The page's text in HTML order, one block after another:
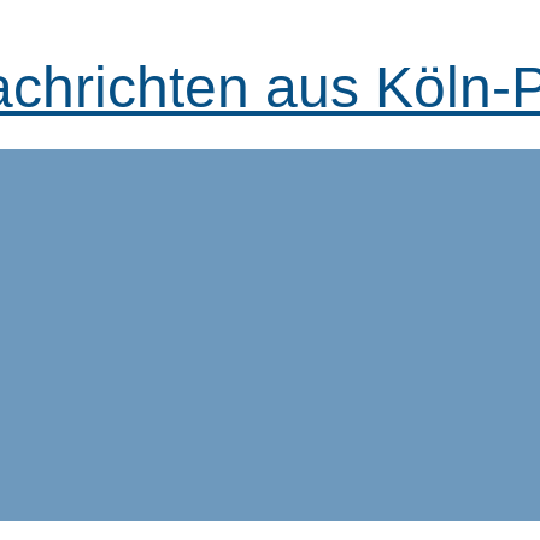
aus Köln-